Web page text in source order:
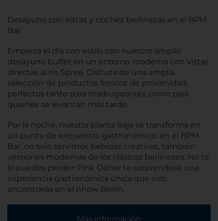
Desayuno con vistas y noches berlinesas en el BPM
Bar
Empieza el día con estilo con nuestro amplio
desayuno buffet en un entorno moderno con vistas
directas al río Spree. Disfruta de una amplia
selección de productos frescos de proximidad,
perfectos tanto para madrugadores como para
quienes se levantan más tarde.
Por la noche, nuestra planta baja se transforma en
un punto de encuentro gastronómico: en el BPM
Bar, no solo servimos bebidas creativas, también
versiones modernas de los clásicos berlineses. No te
lo puedes perder: Pink Döner te sorprenderá: una
experiencia gastronómica única que solo
encontrarás en el nhow Berlin.
Más información